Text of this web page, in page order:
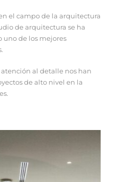
el campo de la arquitectura
de arquitectura se ha
de los mejores
al detalle nos han
de alto nivel en la